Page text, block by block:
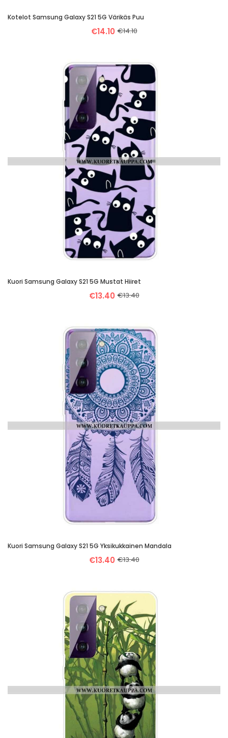
Kotelot Samsung Galaxy S21 5G Värikäs Puu
€14.10 €14.10
Kuori Samsung Galaxy S21 5G Mustat Hiiret
€13.40 €13.40
Kuori Samsung Galaxy S21 5G Yksikukkainen Mandala
€13.40 €13.40